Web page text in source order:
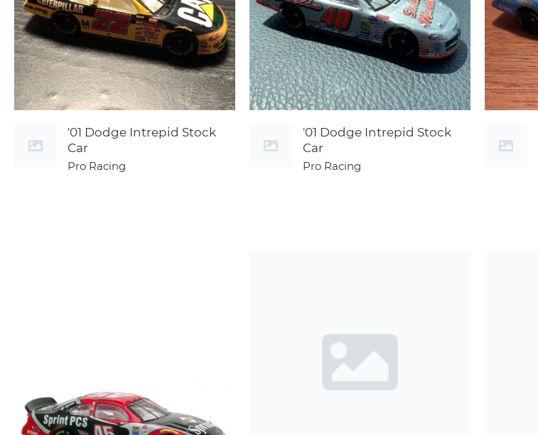
'01 Dodge Intrepid Stock
Car
Pro Racing
'01 Dodge Intrepid Stock
Car
Pro Racing